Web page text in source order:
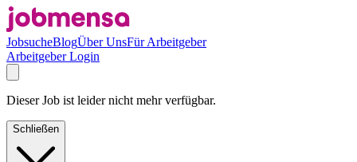
JobsucheBlogÜber UnsFür Arbeitgeber
Arbeitgeber Login
Dieser Job ist leider nicht mehr verfügbar.
Schließen